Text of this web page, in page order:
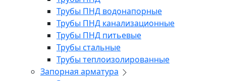
Трубы ПНД водонапорные
Трубы ПНД канализационные
Трубы ПНД питьевые
Трубы стальные
Трубы теплоизолированные
Запорная арматура